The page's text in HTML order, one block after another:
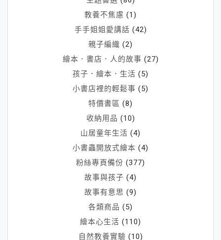
教養不焦慮 (1)
手手姐姐愛講話 (42)
親子編織 (2)
繪本．書店．人的故事 (27)
孩子．繪本．生活 (5)
小書店裡的輕鬆事 (5)
特價書區 (8)
收納用品 (10)
山居童年生活 (4)
小書蟲開放式繪本 (4)
粉絲專頁備份 (377)
故事與孩子 (4)
故事有意思 (9)
各類商品 (5)
繪本心生活 (110)
自然教養實驗 (10)